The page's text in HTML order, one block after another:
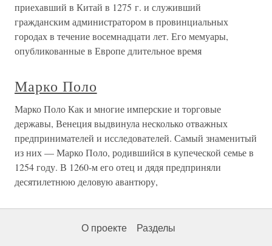
приехавший в Китай в 1275 г. и служивший
гражданским администратором в провинциальных
городах в течение восемнадцати лет. Его мемуары,
опубликованные в Европе длительное время
Марко Поло
Марко Поло Как и многие имперские и торговые
державы, Венеция выдвинула несколько отважных
предпринимателей и исследователей. Самый знаменитый
из них — Марко Поло, родившийся в купеческой семье в
1254 году. В 1260-м его отец и дядя предприняли
десятилетнюю деловую авантюру,
О проекте Разделы